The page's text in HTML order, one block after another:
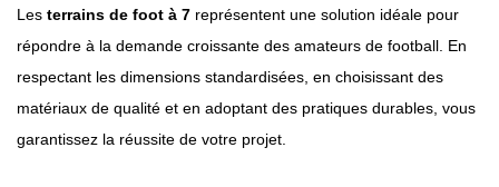
Les terrains de foot à 7 représentent une solution idéale pour
répondre à la demande croissante des amateurs de football. En
respectant les dimensions standardisées, en choisissant des
matériaux de qualité et en adoptant des pratiques durables, vous
garantissez la réussite de votre projet.